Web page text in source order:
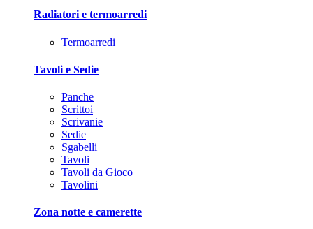
Radiatori e termoarredi
Termoarredi
Tavoli e Sedie
Panche
Scrittoi
Scrivanie
Sedie
Sgabelli
Tavoli
Tavoli da Gioco
Tavolini
Zona notte e camerette